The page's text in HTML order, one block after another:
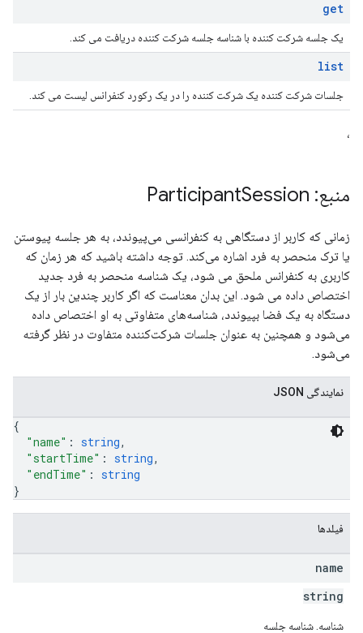
get
یک جلسه شرکت کننده با شناسه جلسه شرکت کننده دریافت می کند.
list
جلسات شرکت کننده یک شرکت کننده را در یک رکورد کنفرانس لیست می کند.
،
منبع: Participant Session
زمانی که کاربر از دستگاهی به کنفرانسی می‌پیوندد، به هر جلسه پیوستن
یا ترک منحصر به فرد اشاره می‌کند. توجه داشته باشید که هر زمان که
کاربری به کنفرانس ملحق می شود، یک شناسه منحصر به فرد جدید
اختصاص داده می شود. این بدان معناست که اگر کاربر چندین بار از یک
دستگاه به یک فضا بپیوندد، شناسه‌های متفاوتی به او اختصاص داده
می‌شود و همچنین به عنوان جلسات شرکت‌کننده متفاوت در نظر گرفته
می‌شود.
نمایندگی JSON
{
"name" : string,
"startTime" : string,
"endTime" : string
}
فیلدها
name
string
شناسه. شناسه جلسه